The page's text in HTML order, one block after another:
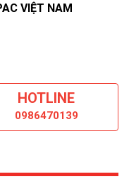
VIỆT NAM
HOTLINE
0986470139